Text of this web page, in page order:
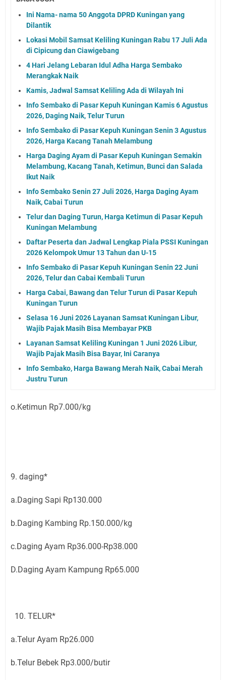
Ini Nama- nama 50 Anggota DPRD Kuningan yang
Dilantik
Lokasi Mobil Samsat Keliling Kuningan Rabu 17 Juli Ada
di Cipicung dan Ciawigebang
4 Hari Jelang Lebaran Idul Adha Harga Sembako
Merangkak Naik
Kamis, Jadwal Samsat Keliling Ada di Wilayah Ini
Info Sembako di Pasar Kepuh Kuningan Kamis 6 Agustus
2026, Daging Naik, Telur Turun
Info Sembako di Pasar Kepuh Kuningan Senin 3 Agustus
2026, Harga Kacang Tanah Melambung
Harga Daging Ayam di Pasar Kepuh Kuningan Semakin
Melambung, Kacang Tanah, Ketimun, Bunci dan Salada
Ikut Naik
Info Sembako Senin 27 Juli 2026, Harga Daging Ayam
Naik, Cabai Turun
Telur dan Daging Turun, Harga Ketimun di Pasar Kepuh
Kuningan Melambung
Daftar Peserta dan Jadwal Lengkap Piala PSSI Kuningan
2026 Kelompok Umur 13 Tahun dan U-15
Info Sembako di Pasar Kepuh Kuningan Senin 22 Juni
2026, Telur dan Cabai Kembali Turun
Harga Cabai, Bawang dan Telur Turun di Pasar Kepuh
Kuningan Turun
Selasa 16 Juni 2026 Layanan Samsat Kuningan Libur,
Wajib Pajak Masih Bisa Membayar PKB
Layanan Samsat Keliling Kuningan 1 Juni 2026 Libur,
Wajib Pajak Masih Bisa Bayar, Ini Caranya
Info Sembako, Harga Bawang Merah Naik, Cabai Merah
Justru Turun
o.Ketimun Rp7.000/kg
9. daging*
a.Daging Sapi Rp130.000
b.Daging Kambing Rp.150.000/kg
c.Daging Ayam Rp36.000-Rp38.000
D.Daging Ayam Kampung Rp65.000
10. TELUR*
a.Telur Ayam Rp26.000
b.Telur Bebek Rp3.000/butir